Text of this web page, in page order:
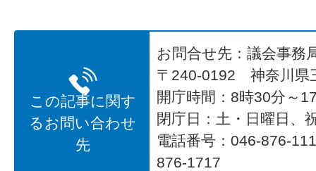
この記事に関す
るお問い合わせ
先
お問合せ先：議会事務
〒240-0192 神奈川県
開庁時間：8時30分～
閉庁日：土・日曜日、
電話番号：046-876-
876-1717